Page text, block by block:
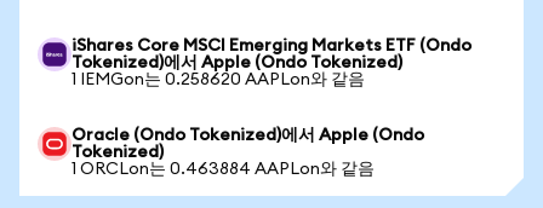
iShares Core MSCI Emerging Markets ETF (Ondo
Tokenized)에서 Apple (Ondo Tokenized)
1 IEMGon는 0.258620 AAPLon와 같음
Oracle (Ondo Tokenized)에서 Apple (Ondo
Tokenized)
1 ORCLon는 0.463884 AAPLon와 같음